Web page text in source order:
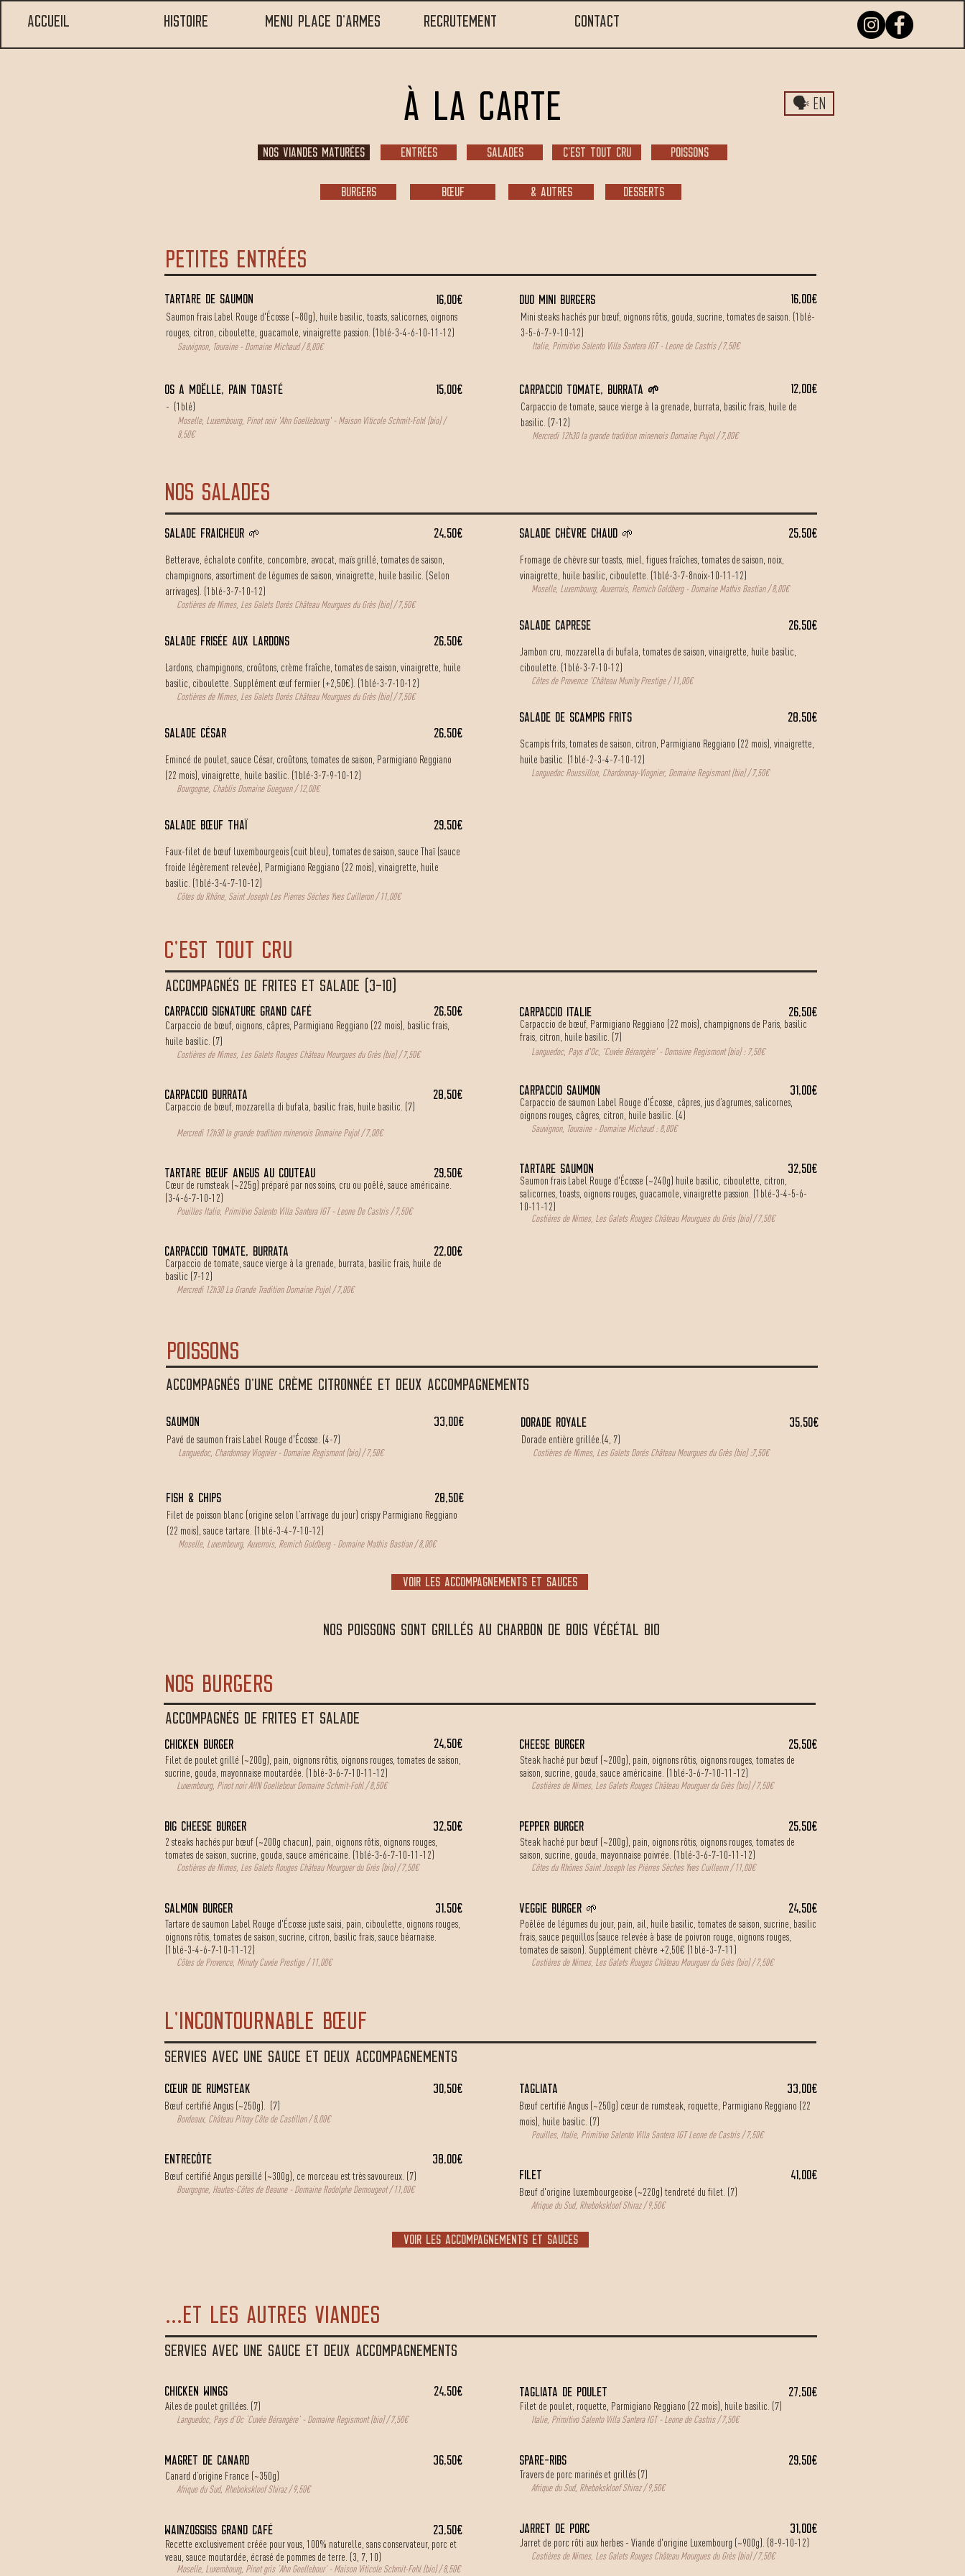
Accueil Histoire MENU PLACE D'ARMES RECRUTEMENT CONTACT
À la carte 🗣️ EN
nos viandes maturées ENTRÉES salades C'EST TOUT CRU POISSONS
burgers bœuf & autres desserts
PETITES ENTRÉES
Tartare de saumon 16,00€
Saumon frais Label Rouge d'Écosse (~80g), huile basilic, toasts, salicornes, oignons
rouges, citron, ciboulette, guacamole, vinaigrette passion. (1blé-3-4-6-10-11-12)
Sauvignon, Touraine - Domaine Michaud / 8,00€
OS A MOËLLE, PAIN TOASTÉ 15,00€
- (1blé)
Moselle, Luxembourg, Pinot noir 'Ahn Goellebourg' - Maison Viticole Schmit-Fohl (bio) /
8,50€
DUO MINi BURGERS 16,00€
Mini steaks hachés pur bœuf, oignons rôtis, gouda, sucrine, tomates de saison. (1blé-
3-5-6-7-9-10-12)
Italie, Primitivo Salento Villa Santera IGT - Leone de Castris / 7,50€
CARPACCIO TOMATE, BURRATA 🌱 12,00€
Carpaccio de tomate, sauce vierge à la grenade, burrata, basilic frais, huile de
basilic. (7-12)
Mercredi 12h30 la grande tradition minervois Domaine Pujol / 7,00€
NOS SALADES
SALADE Fraicheur 🌱 24,50€
Betterave, échalote confite, concombre, avocat, maïs grillé, tomates de saison,
champignons, assortiment de légumes de saison, vinaigrette, huile basilic. (Selon
arrivages). (1blé-3-7-10-12)
Costières de Nimes, Les Galets Dorés Château Mourgues du Grès (bio) / 7,50€
salade frisée aux lardons 26,50€
Lardons, champignons, croûtons, crème fraîche, tomates de saison, vinaigrette, huile
basilic, ciboulette. Supplément œuf fermier (+2,50€). (1blé-3-7-10-12)
Costières de Nimes, Les Galets Dorés Château Mourgues du Grès (bio) / 7,50€
salade césar 26,50€
Emincé de poulet, sauce César, croûtons, tomates de saison, Parmigiano Reggiano
(22 mois) , vinaigrette, huile basilic. (1blé-3-7-9-10-12)
Bourgogne, Chablis Domaine Gueguen / 12,00€
salade bœuf thaï 29,50€
Faux-filet de bœuf luxembourgeois (cuit bleu), tomates de saison, sauce Thaï (sauce
froide légèrement relevée), Parmigiano Reggiano (22 mois), vinaigrette, huile
basilic. (1blé-3-4-7-10-12)
Côtes du Rhône, Saint Joseph Les Pierres Sèches Yves Cuilleron / 11,00€
salade chèvre chaud 🌱 25,50€
Fromage de chèvre sur toasts, miel, figues fraîches, tomates de saison, noix,
vinaigrette, huile basilic, ciboulette. (1blé-3-7-8noix-10-11-12)
Moselle, Luxembourg, Auxerrois, Remich Goldberg - Domaine Mathis Bastian / 8,00€
salade caprese 26,50€
Jambon cru, mozzarella di bufala, tomates de saison, vinaigrette, huile basilic,
ciboulette. (1blé-3-7-10-12)
Côtes de Provence 'Château Munity Prestige / 11,00€
salade de scampis frits 28,50€
Scampis frits, tomates de saison, citron, Parmigiano Reggiano (22 mois), vinaigrette,
huile basilic. (1blé-2-3-4-7-10-12)
Languedoc Roussillon, Chardonnay-Viognier, Domaine Regismont (bio) / 7,50€
C'EST TOUT CRU
accompagnés de frites et salade (3-10)
carpaccio signature grand café 26,50€
Carpaccio de bœuf, oignons, câpres, Parmigiano Reggiano (22 mois), basilic frais,
huile basilic. (7)
Costières de Nimes, Les Galets Rouges Château Mourgues du Grès (bio) / 7,50€
Carpaccio Burrata 28,50€
Carpaccio de bœuf, mozzarella di bufala, basilic frais, huile basilic. (7)
Mercredi 12h30 la grande tradition minervois Domaine Pujol / 7,00€
TARTARe BœUF ANGUS AU COUTEAU 29,50€
Cœur de rumsteak (~225g) préparé par nos soins, cru ou poêlé, sauce américaine.
(3-4-6-7-10-12)
Pouilles Italie, Primitivo Salento Villa Santera IGT - Leone De Castris / 7,50€
Carpaccio tomate, burrata 22,00€
Carpaccio de tomate, sauce vierge à la grenade, burrata, basilic frais, huile de
basilic (7-12)
Mercredi 12h30 La Grande Tradition Domaine Pujol / 7,00€
CARPACCIO ITALIE 26,50€
Carpaccio de bœuf, Parmigiano Reggiano (22 mois), champignons de Paris, basilic
frais, citron, huile basilic. (7)
Languedoc, Pays d'Oc, 'Cuvée Bérangère' - Domaine Regismont (bio) : 7,50€
CARPACCIO SAUMON 31,00€
Carpaccio de saumon Label Rouge d'Écosse, câpres, jus d’agrumes, salicornes,
oignons rouges, câgres, citron, huile basilic. (4)
Sauvignon, Touraine - Domaine Michaud : 8,00€
Tartare saumoN 32,50€
Saumon frais Label Rouge d'Écosse (~240g) huile basilic, ciboulette, citron,
salicornes, toasts, oignons rouges, guacamole, vinaigrette passion. (1blé-3-4-5-6-
10-11-12)
Costières de Nimes, Les Galets Rouges Château Mourgues du Grès (bio) / 7,50€
poissons
SAUMON 33,00€
Pavé de saumon frais Label Rouge d'Écosse. (4-7)
Languedoc, Chardonnay Viognier - Domaine Regismont (bio) / 7,50€
FISH & CHIPS 28,50€
Filet de poisson blanc (origine selon l’arrivage du jour) crispy Parmigiano Reggiano
(22 mois), sauce tartare. (1blé-3-4-7-10-12)
Moselle, Luxembourg, Auxerrois, Remich Goldberg - Domaine Mathis Bastian / 8,00€
DORADE ROYALE 35,50€
Dorade entière grillée. (4, 7)
Costières de Nimes, Les Galets Dorés Château Mourgues du Grès (bio) :7,50€
ACCOMPAGNÉS D'UNE CRÈME CITRONNÉE ET DEUX ACCOMPAGNEMENTS
voir les accompagnements et sauces
NOS POISSONS SONT GRILLÉS AU CHARBON DE BOIS VÉGÉTAL BIO
NOS burgers
ACCOMPAGNÉS DE FRITES ET SALADE
chicken burger 24,50€
Filet de poulet grillé (~200g), pain, oignons rôtis, oignons rouges, tomates de saison,
sucrine, gouda, mayonnaise moutardée. (1blé-3-6-7-10-11-12)
Luxembourg, Pinot noir AHN Goellebour Domaine Schmit-Fohl / 8,50€
BIG CHEESE BURGER 32,50€
2 steaks hachés pur bœuf (~200g chacun), pain, oignons rôtis, oignons rouges,
tomates de saison, sucrine, gouda, sauce américaine. (1blé-3-6-7-10-11-12)
Costières de Nimes, Les Galets Rouges Château Mourguer du Grès (bio) / 7,50€
SALMON BURGER 31,50€
Tartare de saumon Label Rouge d'Écosse juste saisi, pain, ciboulette, oignons rouges,
oignons rôtis, tomates de saison, sucrine, citron, basilic frais, sauce béarnaise.
(1blé-3-4-6-7-10-11-12)
Côtes de Provence, Minuty Cuvée Prestige / 11,00€
cheese burger 25,50€
Steak haché pur bœuf (~200g), pain, oignons rôtis, oignons rouges, tomates de
saison, sucrine, gouda, sauce américaine. (1blé-3-6-7-10-11-12)
Costières de Nimes, Les Galets Rouges Château Mourguer du Grès (bio) / 7,50€
PEPPER burger 25,50€
Steak haché pur bœuf (~200g), pain, oignons rôtis, oignons rouges, tomates de
saison, sucrine, gouda, mayonnaise poivrée. (1blé-3-6-7-10-11-12)
Côtes du Rhônes Saint Joseph les Pièrres Sèches Yves Cuilleorn / 11,00€
VEGGIE BURGER 🌱 24,50€
Poêlée de légumes du jour, pain, ail, huile basilic, tomates de saison, sucrine, basilic
frais, sauce pequillos (sauce relevée à base de poivron rouge, oignons rouges,
tomates de saison). Supplément chèvre +2,50€ (1blé-3-7-11)
Costières de Nimes, Les Galets Rouges Château Mourguer du Grès (bio) / 7,50€
l'incontournable bœuf
SERVIES AVEC UNE SAUCE ET DEUX ACCOMPAGNEMENTS
Cœur de rumsteak 30,50€
Bœuf certifié Angus (~250g). (7)
Bordeaux, Château Pitray Côte de Castillon / 8,00€
Entrecôte 38,00€
Bœuf certifié Angus persillé (~300g), ce morceau est très savoureux. (7)
Bourgogne, Hautes-Côtes de Beaune - Domaine Rodolphe Demougeot / 11,00€
Tagliata 33,00€
Bœuf certifié Angus (~250g) cœur de rumsteak, roquette, Parmigiano Reggiano (22
mois), huile basilic. (7)
Pouilles, Italie, Primitivo Salento Villa Santera IGT Leone de Castris / 7,50€
Filet 41,00€
Bœuf d'origine luxembourgeoise (~220g) tendreté du filet. (7)
Afrique du Sud, Rhebokskloof Shiraz / 9,50€
voir les accompagnements et sauces
...et les autres viandes
SERVIES AVEC UNE SAUCE ET DEUX ACCOMPAGNEMENTS
CHICKEN WINGS 24,50€
Ailes de poulet grillées. (7)
Languedoc, Pays d’Oc ‘Cuvée Bérangère’ - Domaine Regismont (bio) / 7,50€
Magret de canard 36,50€
Canard d’origine France (~350g)
Afrique du Sud, Rhebokskloof Shiraz / 9,50€
WAINZOSSISS GRAND CAFÉ 23,50€
Recette exclusivement créée pour vous, 100% naturelle, sans conservateur, porc et
veau, sauce moutardée, écrasé de pommes de terre. (3, 7, 10)
Moselle, Luxembourg, Pinot gris ‘Ahn Goellebour’ - Maison Viticole Schmit-Fohl (bio) / 8,50€
TAGLIATA DE POULET 27,50€
Filet de poulet, roquette, Parmigiano Reggiano (22 mois), huile basilic. (7)
Italie, Primitivo Salento Villa Santera IGT - Leone de Castris / 7,50€
SPARE-RIBS 29,50€
Travers de porc marinés et grillés (7)
Afrique du Sud, Rhebokskloof Shiraz / 9,50€
JARRET DE PORC 31,00€
Jarret de porc rôti aux herbes - Viande d'origine Luxembourg (~900g). (8-9-10-12)
Costières de Nimes, Les Galets Rouges Château Mourgues du Grès (bio) / 7,50€